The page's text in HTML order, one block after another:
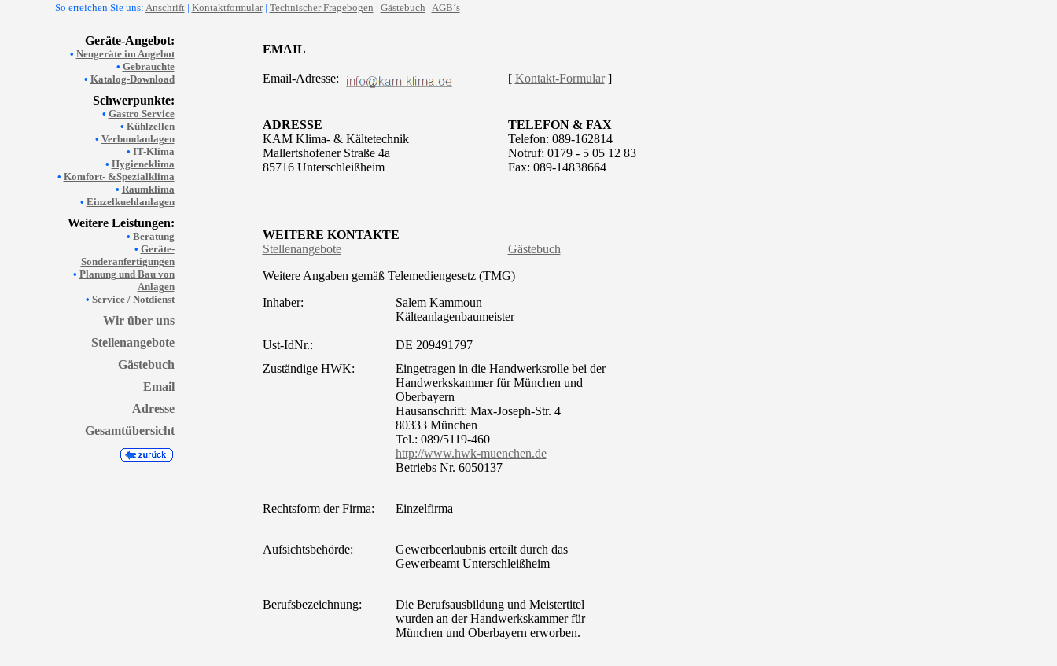
So erreichen Sie uns: Anschrift| Kontaktformular| Technischer Fragebogen | Gästebuch | AGB´s
Geräte-Angebot:
• Neugeräte im Angebot
• Gebrauchte
• Katalog-Download
Schwerpunkte:
• Gastro Service
• Kühlzellen
• Verbundanlagen
• IT-Klima
• Hygieneklima
• Komfort- &Spezialklima
• Raumklima
• Einzelkuehlanlagen
Weitere Leistungen:
• Beratung
• Geräte-
Sonderanfertigungen
• Planung und Bau von
Anlagen
• Service / Notdienst
Wir über uns
Stellenangebote
Gästebuch
Email
Adresse
Gesamtübersicht
EMAIL
Email-Adresse: [ Kontakt-Formular]
ADRESSE
TELEFON & FAX
KAM Klima- & Kältetechnik
Mallertshofener Straße 4a
85716 Unterschleißheim
Telefon: 089-162814
Notruf: 0179 - 5 05 12 83
Fax: 089-14838664
WEITERE KONTAKTE
Stellenangebote
Gästebuch
Weitere Angaben gemäß Telemediengesetz (TMG)
Inhaber:
Salem Kammoun
Kälteanlagenbaumeister
Ust-IdNr.:
DE 209491797
Zuständige HWK:
Eingetragen in die Handwerksrolle bei der
Handwerkskammer für München und
Oberbayern
Hausanschrift: Max-Joseph-Str. 4
80333 München
Tel.: 089/5119-460
http://www.hwk-muenchen.de
Betriebs Nr. 6050137
Rechtsform der Firma: Einzelfirma
Aufsichtsbehörde:
Gewerbeerlaubnis erteilt durch das
Gewerbeamt Unterschleißheim
Berufsbezeichnung:
Die Berufsausbildung und Meistertitel
wurden an der Handwerkskammer für
München und Oberbayern erworben.